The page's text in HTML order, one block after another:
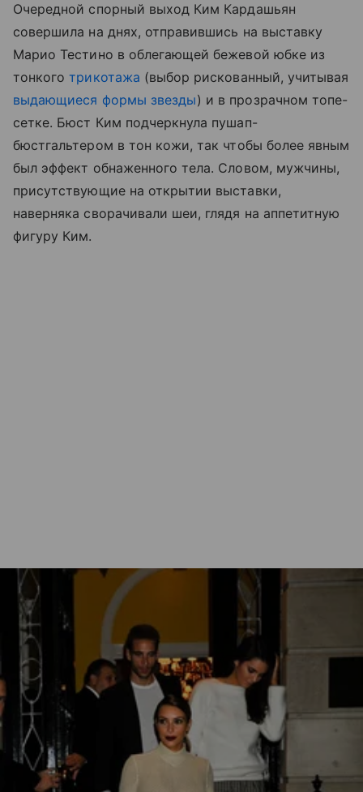
Очередной спорный выход Ким Кардашьян
совершила на днях, отправившись на выставку
Марио Тестино в облегающей бежевой юбке из
тонкоготрикотажа (выбор рискованный, учитывая
выдающиеся формы звезды) и в прозрачном топе-
сетке. Бюст Ким подчеркнула пушап-
бюстгальтером в тон кожи, так чтобы более явным
был эффект обнаженного тела. Словом, мужчины,
присутствующие на открытии выставки,
наверняка сворачивали шеи, глядя на аппетитную
фигуру Ким.